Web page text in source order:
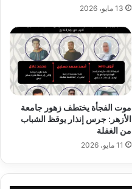
13 مايو، 2026
موت الفجأة يختطف زهور جامعة
الأزهر: جرس إنذار يوقظ الشباب
من الغفلة
11 مايو، 2026